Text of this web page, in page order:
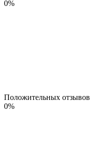
0%
Положительных отзывов
0%